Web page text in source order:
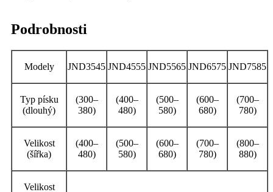
Podrobnosti
Modely JND3545 JND4555 JND5565 JND6575 JND7585
Typ písku
(dlouhý)
(300–
380)
(400–
480)
(500–
580)
(600–
680)
(700–
780)
Velikost
(šířka)
(400–
480)
(500–
580)
(600–
680)
(700–
780)
(800–
880)
Velikost